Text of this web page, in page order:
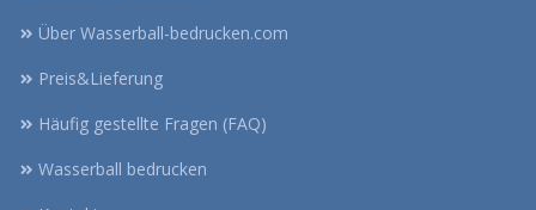
Über Wasserball-bedrucken.com
Preis&Lieferung
Häufig gestellte Fragen (FAQ)
Wasserball bedrucken